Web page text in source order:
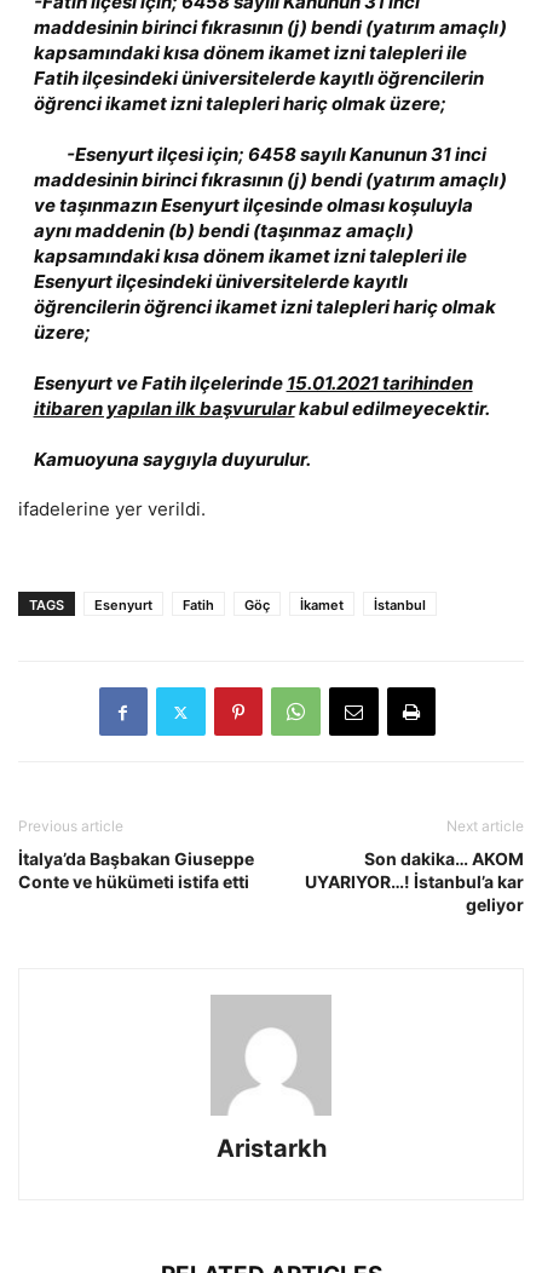
maddesinin birinci fıkrasının (j) bendi (yatırım amaçlı)
kapsamındaki kısa dönem ikamet izni talepleri ile
Fatih ilçesindeki üniversitelerde kayıtlı öğrencilerin
öğrenci ikamet izni talepleri hariç olmak üzere;
-Esenyurt ilçesi için; 6458 sayılı Kanunun 31 inci
maddesinin birinci fıkrasının (j) bendi (yatırım amaçlı)
ve taşınmazın Esenyurt ilçesinde olması koşuluyla
aynı maddenin (b) bendi (taşınmaz amaçlı)
kapsamındaki kısa dönem ikamet izni talepleri ile
Esenyurt ilçesindeki üniversitelerde kayıtlı
öğrencilerin öğrenci ikamet izni talepleri hariç olmak
üzere;
Esenyurt ve Fatih ilçelerinde 15.01.2021 tarihinden
itibaren yapılan ilk başvurularkabul edilmeyecektir.
Kamuoyuna saygıyla duyurulur.
ifadelerine yer verildi.
TAGS Esenyurt Fatih Göç İkamet İstanbul
Previous article
İtalya’da Başbakan Giuseppe
Conte ve hükümeti istifa etti
Next article
Son dakika… AKOM
UYARIYOR…! İstanbul’a kar
geliyor
Aristarkh